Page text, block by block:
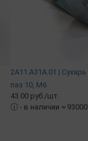
2A11.A31A.01 |
паз 10, М6
43.00 руб./шт.
ⓘ - в наличии ≈